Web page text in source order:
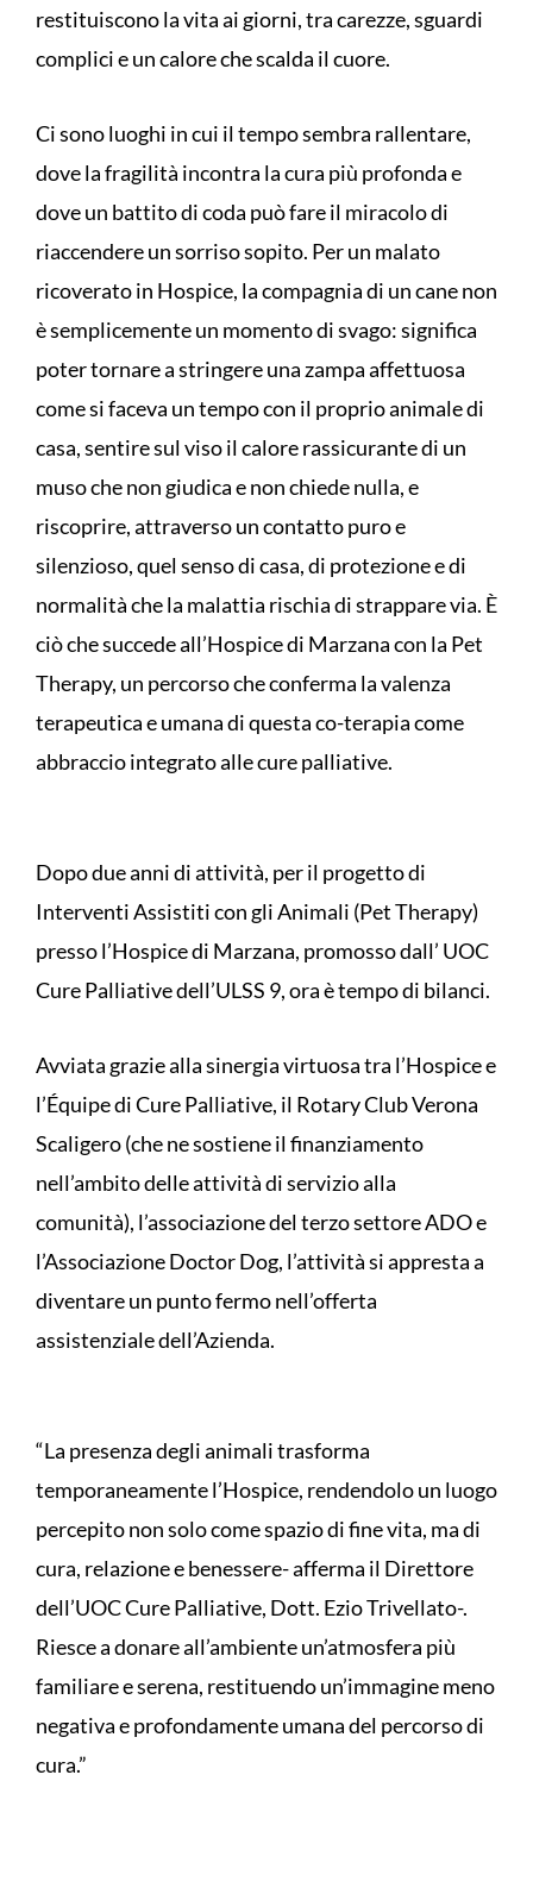
restituiscono la vita ai giorni, tra carezze, sguardi
complici e un calore che scalda il cuore.
Ci sono luoghi in cui il tempo sembra rallentare,
dove la fragilità incontra la cura più profonda e
dove un battito di coda può fare il miracolo di
riaccendere un sorriso sopito. Per un malato
ricoverato in Hospice, la compagnia di un cane non
è semplicemente un momento di svago: significa
poter tornare a stringere una zampa affettuosa
come si faceva un tempo con il proprio animale di
casa, sentire sul viso il calore rassicurante di un
muso che non giudica e non chiede nulla, e
riscoprire, attraverso un contatto puro e
silenzioso, quel senso di casa, di protezione e di
normalità che la malattia rischia di strappare via. È
ciò che succede all’Hospice di Marzana con la Pet
Therapy, un percorso che conferma la valenza
terapeutica e umana di questa co-terapia come
abbraccio integrato alle cure palliative.
Dopo due anni di attività, per il progetto di
Interventi Assistiti con gli Animali (Pet Therapy)
presso l’Hospice di Marzana, promosso dall’ UOC
Cure Palliative dell’ULSS 9, ora è tempo di bilanci.
Avviata grazie alla sinergia virtuosa tra l’Hospice e
l’Équipe di Cure Palliative, il Rotary Club Verona
Scaligero (che ne sostiene il finanziamento
nell’ambito delle attività di servizio alla
comunità), l’associazione del terzo settore ADO e
l’Associazione Doctor Dog, l’attività si appresta a
diventare un punto fermo nell’offerta
assistenziale dell’Azienda.
“La presenza degli animali trasforma
temporaneamente l’Hospice, rendendolo un luogo
percepito non solo come spazio di fine vita, ma di
cura, relazione e benessere- afferma il Direttore
dell’UOC Cure Palliative, Dott. Ezio Trivellato-.
Riesce a donare all’ambiente un’atmosfera più
familiare e serena, restituendo un’immagine meno
negativa e profondamente umana del percorso di
cura.”